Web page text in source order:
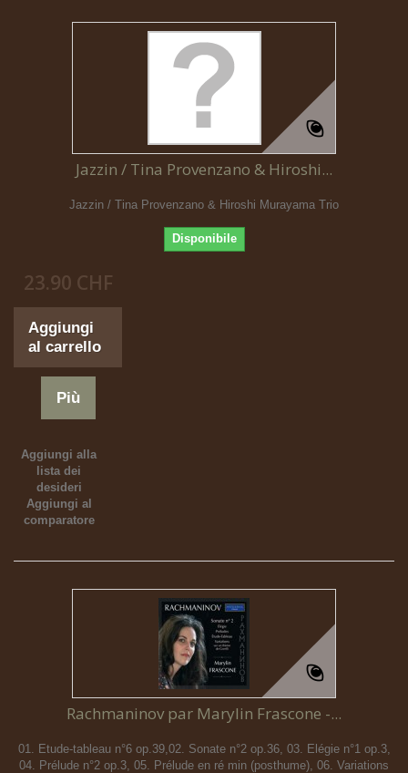
Jazzin / Tina Provenzano & Hiroshi...
Jazzin / Tina Provenzano & Hiroshi Murayama Trio
Disponibile
23.90 CHF
Aggiungi
al carrello
Più
Aggiungi alla
lista dei
desideri
Aggiungi al
comparatore
Rachmaninov par Marylin Frascone -...
01. Etude-tableau n°6 op.39,02. Sonate n°2 op.36, 03. Elégie n°1 op.3,
04. Prélude n°2 op.3, 05. Prélude en ré min (posthume), 06. Variations